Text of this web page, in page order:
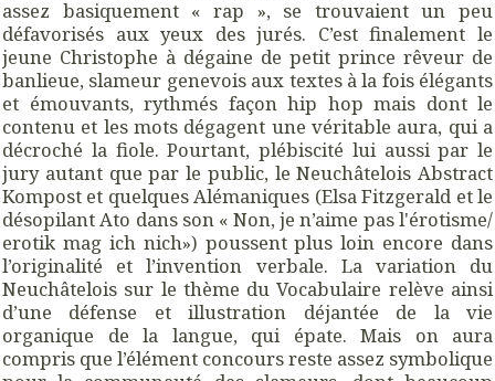
assez basiquement « rap », se trouvaient un peu
défavorisés aux yeux des jurés. C’est finalement le
jeune Christophe à dégaine de petit prince rêveur de
banlieue, slameur genevois aux textes à la fois élégants
et émouvants, rythmés façon hip hop mais dont le
contenu et les mots dégagent une véritable aura, qui a
décroché la fiole. Pourtant, plébiscité lui aussi par le
jury autant que par le public, le Neuchâtelois Abstract
Kompost et quelques Alémaniques (Elsa Fitzgerald et le
désopilant Ato dans son « Non, je n’aime pas l'érotisme/
erotik mag ich nich») poussent plus loin encore dans
l’originalité et l’invention verbale. La variation du
Neuchâtelois sur le thème du Vocabulaire relève ainsi
d’une défense et illustration déjantée de la vie
organique de la langue, qui épate. Mais on aura
compris que l’élément concours reste assez symbolique